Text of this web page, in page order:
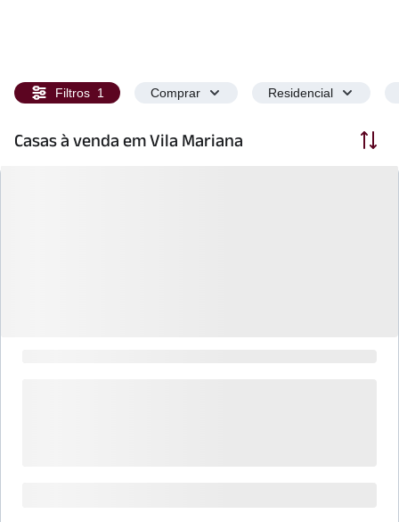
Filtros 1 Comprar Residencial
Casas à venda em Vila Mariana Ordenar